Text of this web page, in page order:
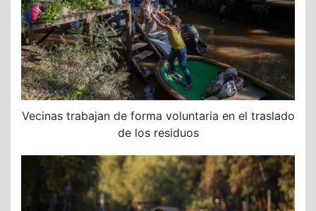
Vecinas trabajan de forma voluntaria en el traslado
de los residuos